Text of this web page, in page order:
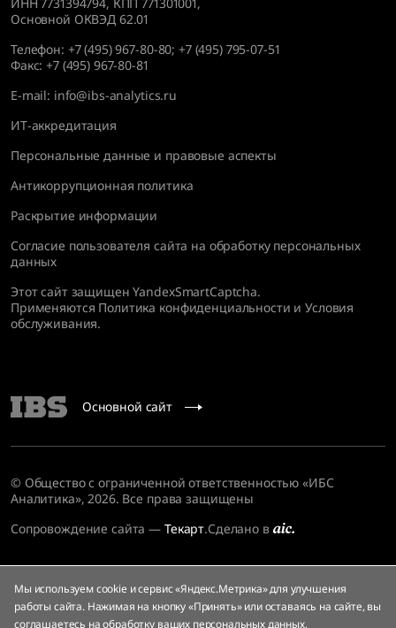
Основной ОКВЭД 62.01
Телефон: +7 (495) 967-80-80; +7 (495) 795-07-51
Факс:+7 (495) 967-80-81
E-mail: info@ibs-analytics.ru
ИТ-аккредитация
Персональные данные и правовые аспекты
Антикоррупционная политика
Раскрытие информации
Согласие пользователя сайта на обработку персональных
данных
Этот сайт защищен YandexSmartCaptcha.
Применяются Политика конфиденциальности иУсловия
обслуживания.
Основной сайт
© Общество с ограниченной ответственностью «ИБС
Аналитика», 2026. Все права защищены
Сопровождение сайта — Текарт.Сделано в
Мы используем cookie и сервис «Яндекс.Метрика» для улучшения
работы сайта. Нажимая на кнопку «Принять» или оставаясь на сайте, вы
соглашаетесь наобработку ваших персональных данных,